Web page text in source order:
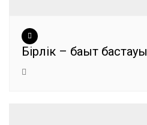
Бірлік – бақыт бастауы